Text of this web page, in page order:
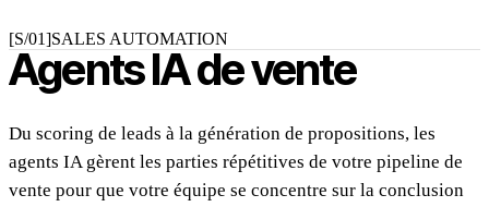
[S/01]SALES AUTOMATION
Agents IA de vente
Du scoring de leads à la génération de propositions, les
agents IA gèrent les parties répétitives de votre pipeline de
vente pour que votre équipe se concentre sur la conclusion